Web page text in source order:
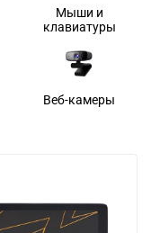
Мыши и
клавиатуры
Веб-камеры